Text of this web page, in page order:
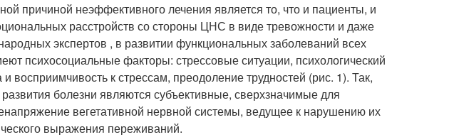
причиной неэффективного лечения является то, что и пациенты, и
расстройств со стороны ЦНС в виде тревожности и даже
экспертов , в развитии функциональных заболеваний всех
психосоциальные факторы: стрессовые ситуации, психологический
восприимчивость к стрессам, преодоление трудностей (рис. 1). Так,
болезни являются субъективные, сверхзначимые для
вегетативной нервной системы, ведущее к нарушению их
выражения переживаний.